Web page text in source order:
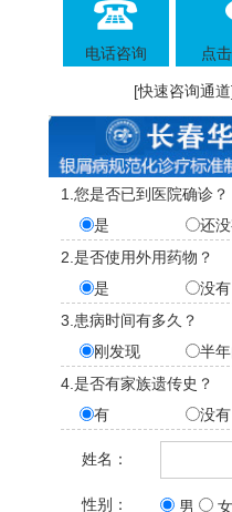
电话咨询 点
[快速咨询通
1.您是否已到医院确诊？
是
还
2.是否使用外用药物？
是
没有
3.患病时间有多久？
刚发现
半
4.是否有家族遗传史？
有
没有
姓名：
性别： 男 女